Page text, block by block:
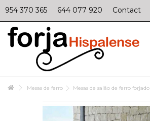
954 370 365 644 077 920 Contact
Mesas de ferro Mesas de salão de ferro forjado